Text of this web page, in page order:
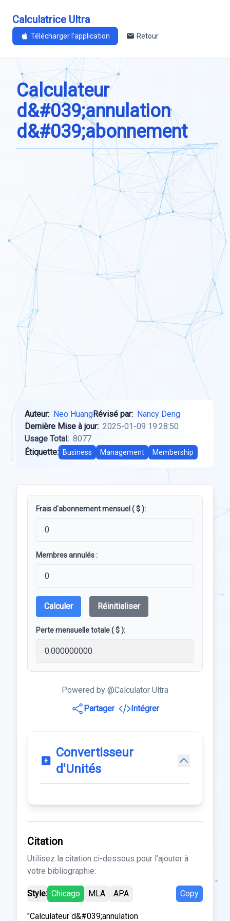
Calculatrice Ultra
Télécharger l'application Retour
Calculateur
d&#039;annulation
d&#039;abonnement
Auteur: Neo HuangRévisé par: Nancy Deng
Dernière Mise à jour: 2025-01-09 19:28:50
Usage Total: 8077
Étiquette:
Business Management Membership
Frais d'abonnement mensuel ( $ ):
Membres annulés :
Calculer Réinitialiser
Perte mensuelle totale ( $ ):
Powered by @Calculator Ultra
Partager
Intégrer
Convertisseur
d'Unités
Citation
Utilisez la citation ci-dessous pour l’ajouter à
votre bibliographie:
Style: Chicago MLA APA Copy
"Calculateur d&#039;annulation